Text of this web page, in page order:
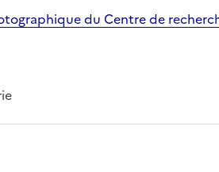
du Centre de